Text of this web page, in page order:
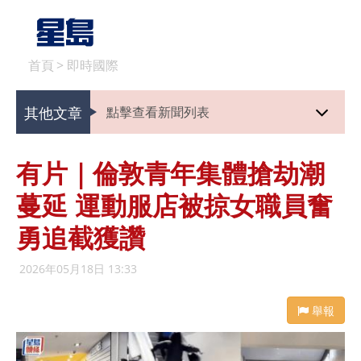
首頁 > 即時國際
其他文章 點擊查看新聞列表
有片｜倫敦青年集體搶劫潮
蔓延 運動服店被掠女職員奮
勇追截獲讚
2026年05月18日 13:33
舉報